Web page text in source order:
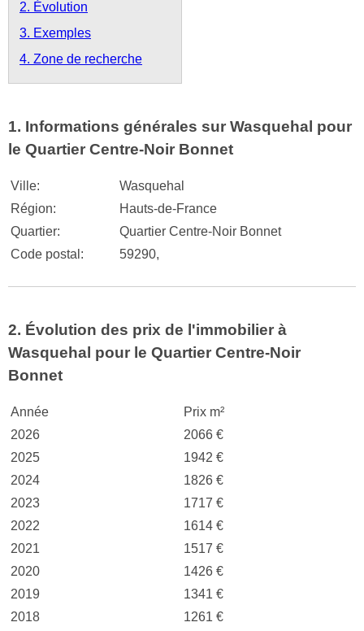
2. Évolution
3. Exemples
4. Zone de recherche
1. Informations générales sur Wasquehal pour
le Quartier Centre-Noir Bonnet
Ville:
Wasquehal
Région:
Hauts-de-France
Quartier:
Quartier Centre-Noir Bonnet
Code postal:
59290,
2. Évolution des prix de l'immobilier à
Wasquehal pour le Quartier Centre-Noir
Bonnet
Année
Prix m²
2026
2066 €
2025
1942 €
2024
1826 €
2023
1717 €
2022
1614 €
2021
1517 €
2020
1426 €
2019
1341 €
2018
1261 €